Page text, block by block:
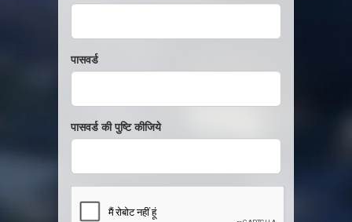
पासवर्ड
पासवर्ड की पुष्टि कीजिये